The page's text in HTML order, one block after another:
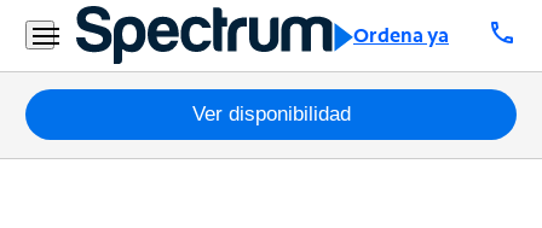
Ordena ya call
Residencial
Business
Paquetes
Internet
Ver disponibilidad